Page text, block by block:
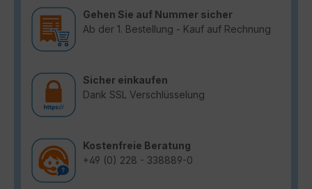
Gehen Sie auf Nummer sicher
Ab der 1. Bestellung - Kauf auf Rechnung
Sicher einkaufen
Dank SSL Verschlüsselung
Kostenfreie Beratung
+49 (0) 228 - 338889-0